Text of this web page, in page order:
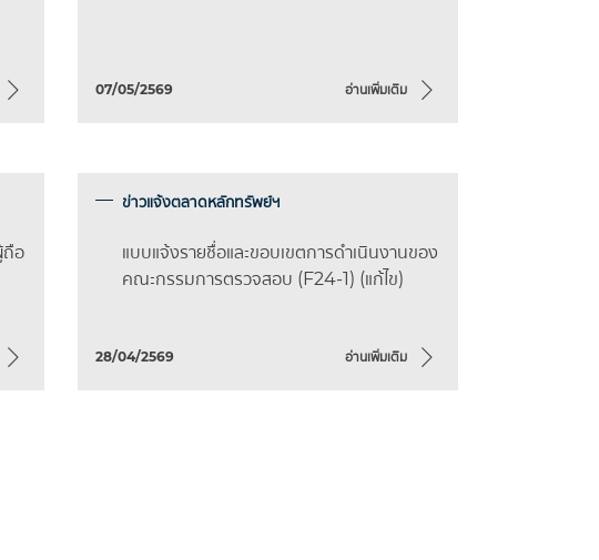
07/05/2569 อ่านเพิ่มเติม
ถือ
ข่าวแจ้งตลาดหลักทรัพย์ฯ
แบบแจ้งรายชื่อและขอบเขตการดำเนินงานของ
คณะกรรมการตรวจสอบ (F24-1) (แก้ไข)
28/04/2569 อ่านเพิ่มเติม